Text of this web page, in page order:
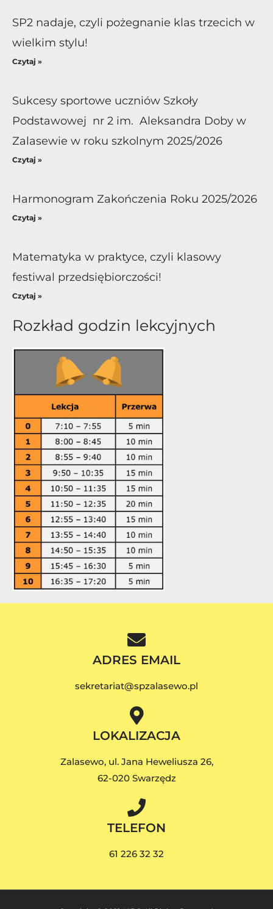
SP2 nadaje, czyli pożegnanie klas trzecich w
wielkim stylu!
Czytaj »
Sukcesy sportowe uczniów Szkoły
Podstawowej nr 2 im. Aleksandra Doby w
Zalasewie w roku szkolnym 2025/2026
Czytaj »
Harmonogram Zakończenia Roku 2025/2026
Czytaj »
Matematyka w praktyce, czyli klasowy
festiwal przedsiębiorczości!
Czytaj »
Rozkład godzin lekcyjnych
ADRES EMAIL
sekretariat@spzalasewo.pl
LOKALIZACJA
Zalasewo, ul. Jana Heweliusza 26,
62-020 Swarzędz
TELEFON
61 226 32 32